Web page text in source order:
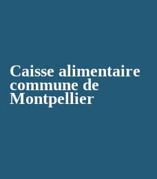
Caisse alimentaire
commune de
Montpellier